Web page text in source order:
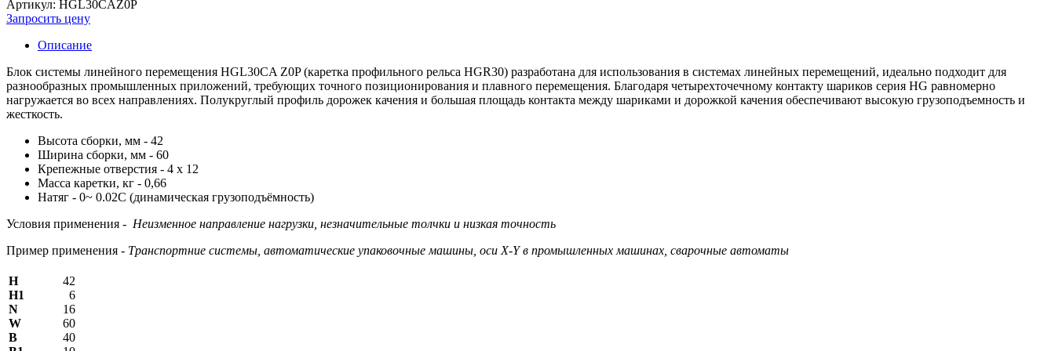
Артикул: HGL30CAZ0P
Запросить цену
Описание
Блок системы линейного перемещения HGL30CA Z0P (каретка профильного рельса HGR30) разработана для использования в системах линейных перемещений, идеально подходит для
разнообразных промышленных приложений, требующих точного позиционирования и плавного перемещения. Благодаря четырехточечному контакту шариков серия HG равномерно
нагружается во всех направлениях. Полукруглый профиль дорожек качения и большая площадь контакта между шариками и дорожкой качения обеспечивают высокую грузоподъемность и
жесткость.
Высота сборки, мм - 42
Ширина сборки, мм - 60
Крепежные отверстия - 4 х 12
Масса каретки, кг - 0,66
Натяг - 0~ 0.02C (динамическая грузоподъёмность)
Условия применения - Неизменное направление нагрузки, незначительные толчки и низкая точность
Пример применения - Транспортние системы, автоматические упаковочные машины, оси X-Y в промышленных машинах, сварочные автоматы
H
42
H1
6
N
16
W
60
В
40